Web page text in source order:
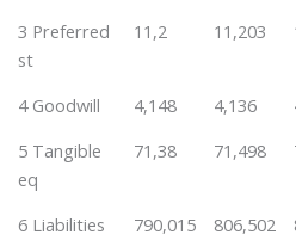
3 Preferred
st
11,2 11,203
4 Goodwill 4,148 4,136
5 Tangible
eq
71,38 71,498
6 Liabilities 790,015 806,502